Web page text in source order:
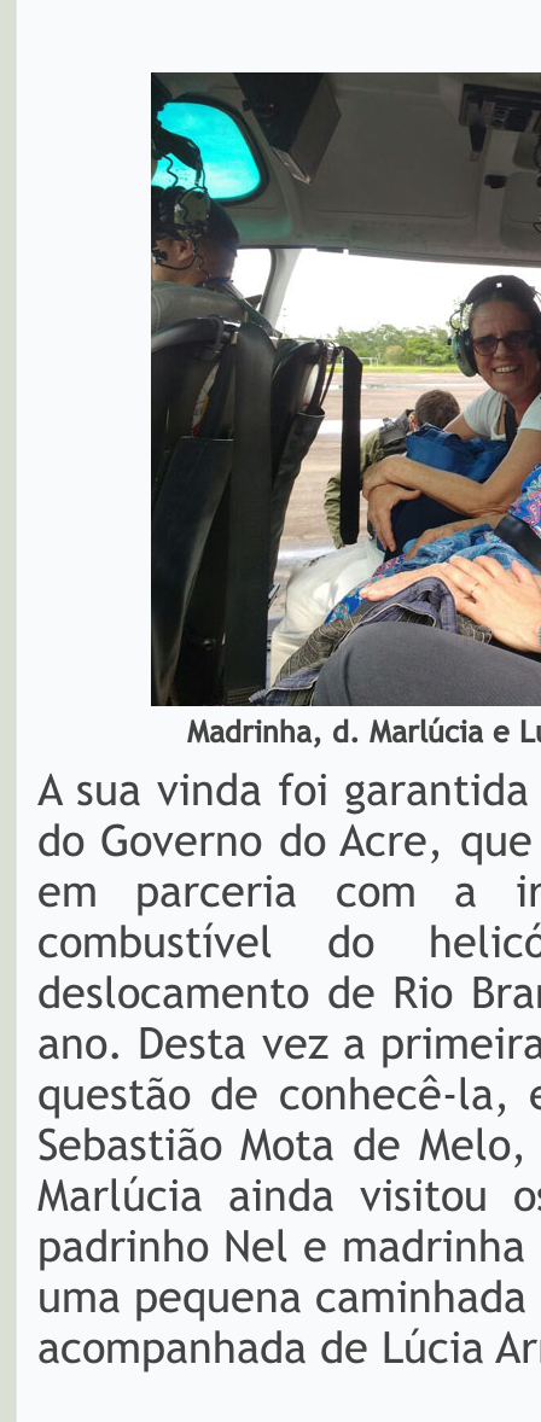
Madrinha, d. Marlúcia e
A sua vinda foi
do Governo do Acre,
em parceria com a
combustível do
deslocamento de Rio
ano. Desta vez a
questão de conhecê-la,
Sebastião Mota de
Marlúcia ainda visitou
padrinho Nel e
uma pequena
acompanhada de Lúcia